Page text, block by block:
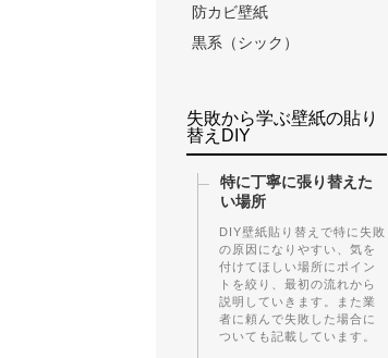
防カビ壁紙
黒系（シック）
失敗から学ぶ壁紙の貼り
替えDIY
特に丁寧に張り替えた
い場所
DIY壁紙貼り替えで特に失敗
の原因になりやすい、気を
付けてほしい場所にポイン
トを絞り、最初の流れから
説明していきます。また業
者に頼んで失敗した場合に
ついても記載しています。